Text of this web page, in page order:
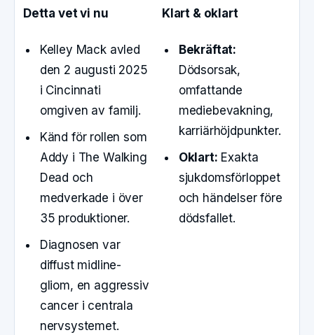
Detta vet vi nu
Kelley Mack avled
den 2 augusti 2025
i Cincinnati
omgiven av familj.
Känd för rollen som
Addy i The Walking
Dead och
medverkade i över
35 produktioner.
Diagnosen var
diffust midline-
gliom, en aggressiv
cancer i centrala
nervsystemet.
Klart & oklart
Bekräftat:
Dödsorsak,
omfattande
mediebevakning,
karriärhöjdpunkter.
Oklart: Exakta
sjukdomsförloppet
och händelser före
dödsfallet.